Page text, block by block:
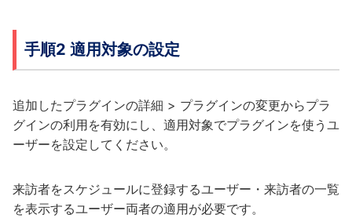
手順2 適用対象の設定
追加したプラグインの詳細 > プラグインの変更からプラ
グインの利用を有効にし、適用対象でプラグインを使うユ
ーザーを設定してください。
来訪者をスケジュールに登録するユーザー・来訪者の一覧
を表示するユーザー両者の適用が必要です。